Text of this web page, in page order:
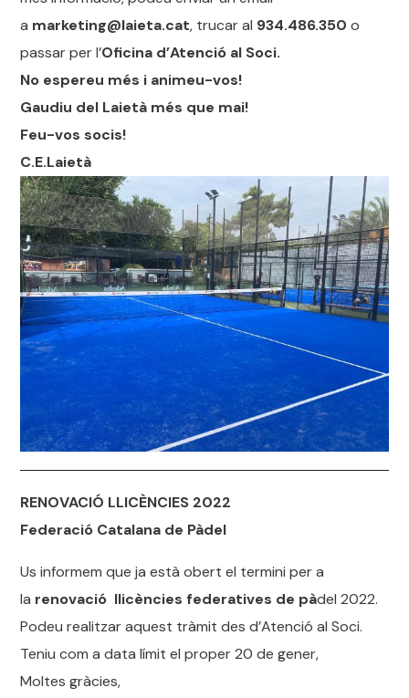
a marketing@laieta.cat, trucar al 934.486.350 o
passar per l’Oficina d’Atenció al Soci.
No espereu més i animeu-vos!
Gaudiu del Laietà més que mai!
Feu-vos socis!
C.E.Laietà
RENOVACIÓ LLICÈNCIES 2022
Federació Catalana de Pàdel
Us informem que ja està obert el termini per a
la renovació llicències federatives de pàdel 2022.
Podeu realitzar aquest tràmit des d’Atenció al Soci.
Teniu com a data límit el proper 20 de gener,
Moltes gràcies,